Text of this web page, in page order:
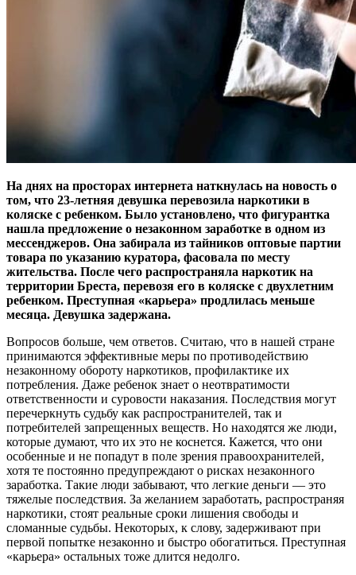
На днях на просторах интернета наткнулась на новость о
том, что 23-летняя девушка перевозила наркотики в
коляске с ребенком. Было установлено, что фигурантка
нашла предложение о незаконном заработке в одном из
мессенджеров. Она забирала из тайников оптовые партии
товара по указанию куратора, фасовала по месту
жительства. После чего распространяла наркотик на
территории Бреста, перевозя его в коляске с двухлетним
ребенком. Преступная «карьера» продлилась меньше
месяца. Девушка задержана.
Вопросов больше, чем ответов. Считаю, что в нашей стране
принимаются эффективные меры по противодействию
незаконному обороту наркотиков, профилактике их
потребления. Даже ребенок знает о неотвратимости
ответственности и суровости наказания. Последствия могут
перечеркнуть судьбу как распространителей, так и
потребителей запрещенных веществ. Но находятся же люди,
которые думают, что их это не коснется. Кажется, что они
особенные и не попадут в поле зрения правоохранителей,
хотя те постоянно предупреждают о рисках незаконного
заработка. Такие люди забывают, что легкие деньги — это
тяжелые последствия. За желанием заработать, распространяя
наркотики, стоят реальные сроки лишения свободы и
сломанные судьбы. Некоторых, к слову, задерживают при
первой попытке незаконно и быстро обогатиться. Преступная
«карьера» остальных тоже длится недолго.